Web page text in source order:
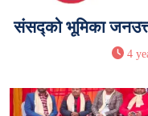
संसद्को भूमिका
4